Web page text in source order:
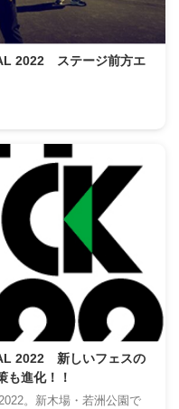
2022 ステージ前方エ
2022 新しいフェスの
も進化！！
。新木場・若洲公園で